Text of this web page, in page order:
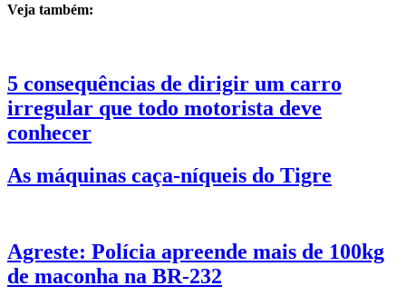
Veja também:
5 consequências de dirigir um carro
irregular que todo motorista deve
conhecer
As máquinas caça-níqueis do Tigre
Agreste: Polícia apreende mais de 100kg
de maconha na BR-232